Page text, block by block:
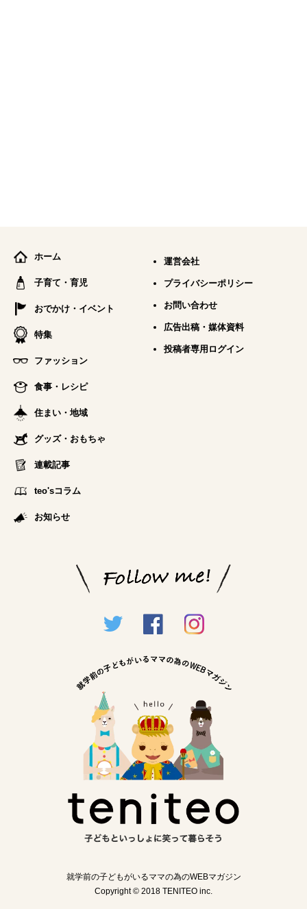
ホーム
子育て・育児
おでかけ・イベント
特集
ファッション
食事・レシピ
住まい・地域
グッズ・おもちゃ
連載記事
teo'sコラム
お知らせ
運営会社
プライバシーポリシー
お問い合わせ
広告出稿・媒体資料
投稿者専用ログイン
就学前の子どもがいるママの為のWEBマガジン
Copyright © 2018 TENITEO inc.